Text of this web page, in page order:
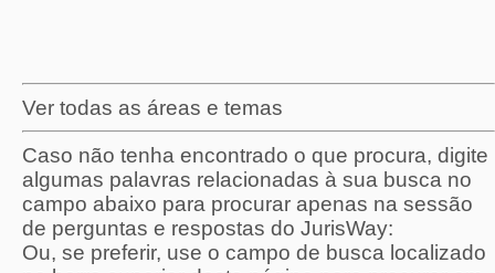
Ver todas as áreas e temas
Caso não tenha encontrado o que procura, digite
algumas palavras relacionadas à sua busca no
campo abaixo para procurar apenas na sessão
de perguntas e respostas do JurisWay:
Ou, se preferir, use o campo de busca localizado